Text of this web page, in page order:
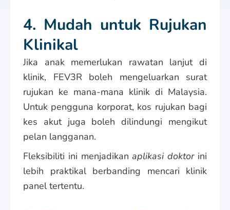
4. Mudah untuk Rujukan
Klinikal
Jika anak memerlukan rawatan lanjut di
klinik, FEV3R boleh mengeluarkan surat
rujukan ke mana-mana klinik di Malaysia.
Untuk pengguna korporat, kos rujukan bagi
kes akut juga boleh dilindungi mengikut
pelan langganan.
Fleksibiliti ini menjadikanaplikasi doktorini
lebih praktikal berbanding mencari klinik
panel tertentu.